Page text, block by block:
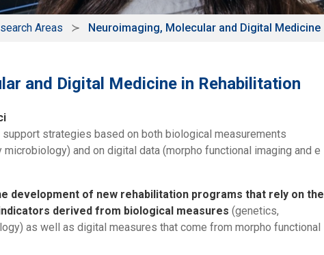
Areas Neuroimaging, Molecular and Digital Medicine
and Digital Medicine in Rehabilitation
support strategies based on both biological measurements
and on digital data (morpho functional imaging and e
development of new rehabilitation programs that rely on the
derived from biological measures (genetics,
as well as digital measures that come from morpho functional